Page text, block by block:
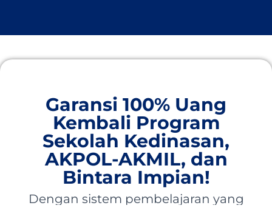
Garansi 100% Uang
Kembali Program
Sekolah Kedinasan,
AKPOL-AKMIL, dan
Bintara Impian!
Dengan sistem pembelajaran yang